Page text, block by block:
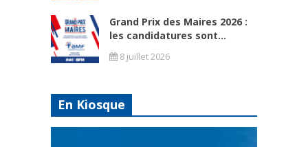
Grand Prix des Maires 2026 :
les candidatures sont...
8 juillet 2026
En Kiosque